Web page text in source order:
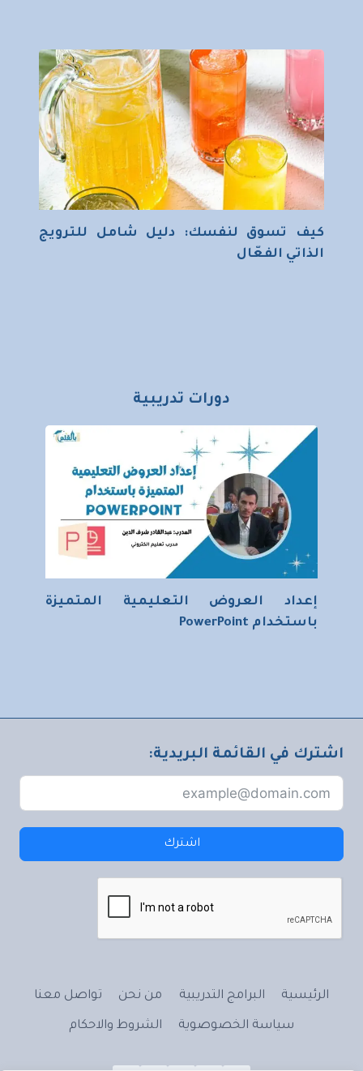
كيف تسوق لنفسك: دليل شامل للترويج
الذاتي الفعّال
دورات تدريبية
إعداد العروض التعليمية المتميزة
باستخدام PowerPoint
اشترك في القائمة البريدية:
اشترك
الرئيسية البرامج التدريبية من نحن تواصل معنا
سياسة الخصوصوية الشروط والاحكام